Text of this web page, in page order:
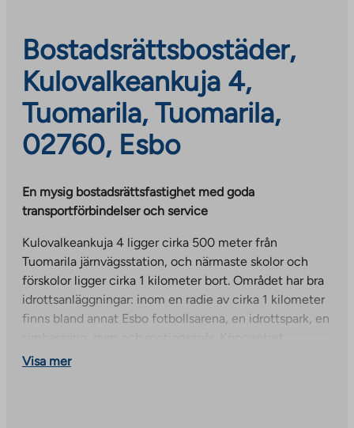
Bostadsrättsbostäder,
Kulovalkeankuja 4,
Tuomarila, Tuomarila,
02760, Esbo
En mysig bostadsrättsfastighet med goda
transportförbindelser och service
Kulovalkeankuja 4 ligger cirka 500 meter från
Tuomarila järnvägsstation, och närmaste skolor och
förskolor ligger cirka 1 kilometer bort. Området har bra
idrottsanläggningar: inom en radie av cirka 1 kilometer
finns bland annat Esbo fotbollsarena, en idrottspark, en
Entresse, med omfattande service, ligger cirka 2
Visa mer